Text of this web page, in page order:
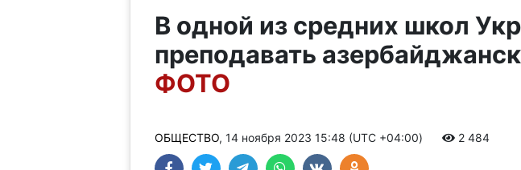
В одной из средних школ
преподавать
ФОТО
ОБЩЕСТВО, 14 ноября 2023 15:48 (UTC +04:00) 2 484